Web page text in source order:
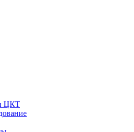
ЦКТ